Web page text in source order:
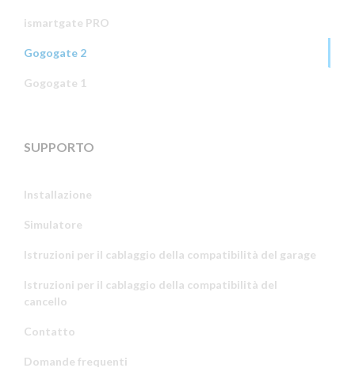
ismartgate PRO
Gogogate 2
Gogogate 1
SUPPORTO
Installazione
Simulatore
Istruzioni per il cablaggio della compatibilità del garage
Istruzioni per il cablaggio della compatibilità del
cancello
Contatto
Domande frequenti